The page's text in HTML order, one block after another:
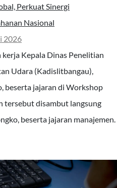
Perkuat Sinergi
Nasional
2026
Kepala Dinas Penelitian
Udara (Kadislitbangau),
beserta jajaran di Workshop
tersebut disambut langsung
beserta jajaran manajemen.